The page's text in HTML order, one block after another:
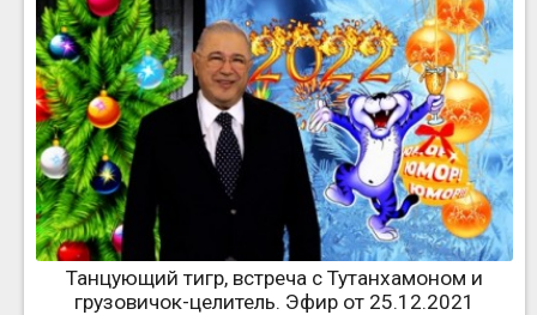
Танцующий тигр, встреча с Тутанхамоном и
грузовичок-целитель. Эфир от 25.12.2021